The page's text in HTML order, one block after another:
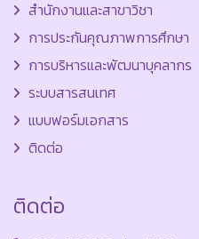
สำนักงานและสาขาวิชา
การประกันคุณภาพการศึกษา
การบริหารและพัฒนาบุคลากร
ระบบสารสนเทศ
แบบฟอร์มเอกสาร
ติดต่อ
ติดต่อ